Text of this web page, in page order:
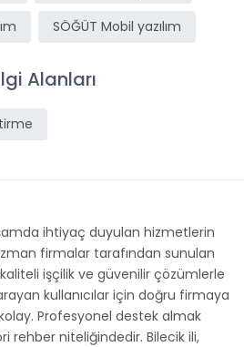
SÖĞÜT Mobil yazılım
Alanları
ihtiyaç duyulan hizmetlerin
firmalar tarafından sunulan
işçilik ve güvenilir çözümlerle
kullanıcılar için doğru firmaya
Profesyonel destek almak
rehber niteliğindedir. Bilecik ili,